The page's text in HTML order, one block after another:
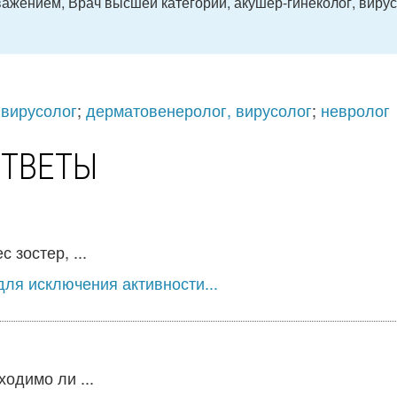
; дерматовенеролог, вирусолог; невролог
зостер, ...
исключения активности...
ли ...